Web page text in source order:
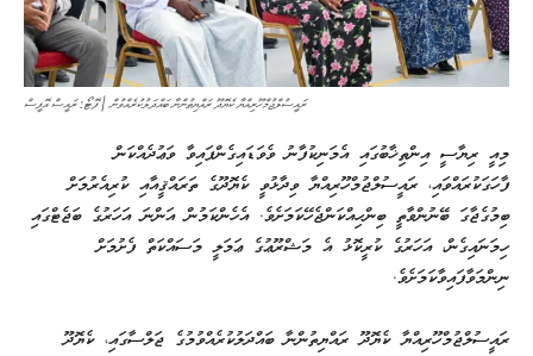
ރައީސުލްޖުމްހޫރިއްޔާ ކެޔޮދޫ ރައްޔިތުންނާ ބައްދަލުކުރެއްވުން | ފޮޓޯ: ރައީސް އޮފީސް
މިއީ ރިޔާސީ އިންތިޚާބުގައި އެމަނިކުފާނު ވެވަޑައިގެންފައިވާ ވަޢުދެއްކަން
ފާހަގަކުރައްވައި، ރައީސުލްޖުމްހޫރިއްޔާ ވިދާޅުވީ ކެޔޮދޫގެ ތަރައްޤީއާއި ކުރިއެރުމަށް
ބިމުގެޖާގަ ބޭނުންވާތީ ބިންހިއްކަންޖެހޭކަމަށެވެ. އެހެންކަމުން އަންނަ އަހަރުގެ ބަޖެޓްގައި
ހިމަނައިގެން، އަހަރުގެ ކުރީކޮޅު އެ މަޝްރޫޢުގެ ޢަމަލީ މަސައްކަތް ފެށުމަށް
ނިންމަވާފައިވާކަމަށެވެ.
ރައީސުލްޖުމްހޫރިއްޔާ ކެޔޮދޫ ރައްޔިތުންނާ ބައްދަލުކުރެއްވުމުގެ ޖަލްސާގައި، ކެޔޮދޫ